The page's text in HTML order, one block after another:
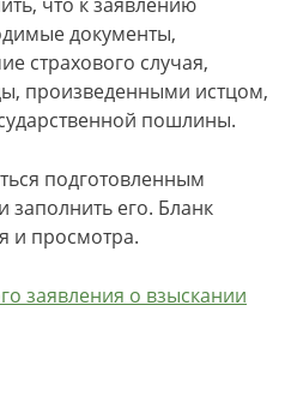
документы,
страхового случая,
произведенными истцом,
пошлины.
подготовленным
его. Бланк
и просмотра.
заявления о взыскании